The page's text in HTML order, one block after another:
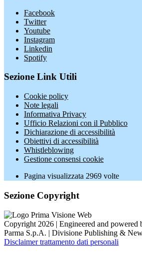
Facebook
Twitter
Youtube
Instagram
Linkedin
Spotify
Sezione Link Utili
Cookie policy
Note legali
Informativa Privacy
Ufficio Relazioni con il Pubblico
Dichiarazione di accessibilità
Obiettivi di accessibilità
Whistleblowing
Gestione consensi cookie
Pagina visualizzata 2969 volte
Sezione Copyright
Copyright 2026 | Engineered and powered
Parma S.p.A. | Divisione Publishing &
Disclaimer trattamento dati personali